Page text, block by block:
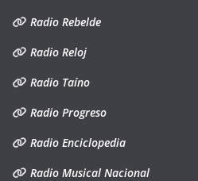
Radio Rebelde
Radio Reloj
Radio Taíno
Radio Progreso
Radio Enciclopedia
Radio Musical Nacional